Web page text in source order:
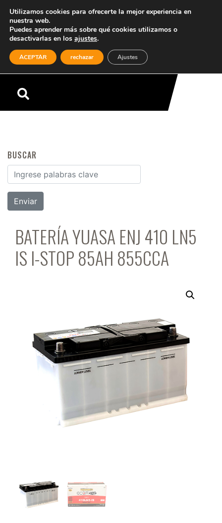
Menú
BUSCAR
Buscar por:
BATERÍA YUASA ENJ 410 LN5
IS I-STOP 85AH 855CCA
Utilizamos cookies para ofrecerte la mejor experiencia en
nuestra web.
Puedes aprender más sobre qué cookies utilizamos o
desactivarlas en los ajustes.
ACEPTAR rechazar Ajustes